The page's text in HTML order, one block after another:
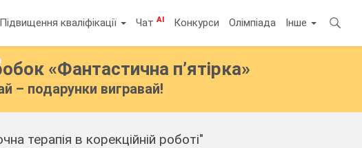
Підвищення кваліфікації ЧатAI Конкурси Олімпіада Інше
«Фантастична п’ятірка»
– подарунки вигравай!
терапія в корекційній роботі"